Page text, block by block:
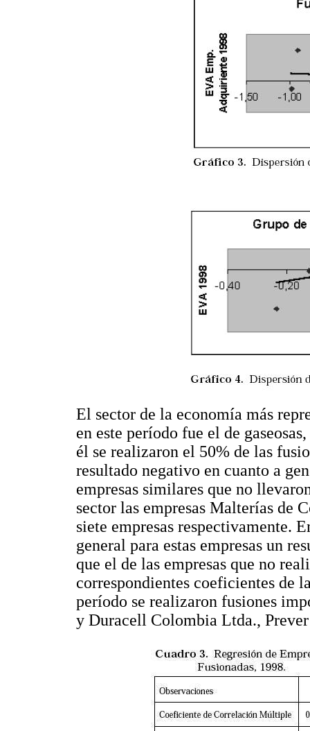
El sector de la economía más
en este período fue el de
él se realizaron el 50% de las
resultado negativo en cuanto a
empresas similares que no
sector las empresas Malterías de
siete empresas respectivamente.
general para estas empresas un
que el de las empresas que no
correspondientes coeficientes de
período se realizaron fusiones
y Duracell Colombia Ltda.,